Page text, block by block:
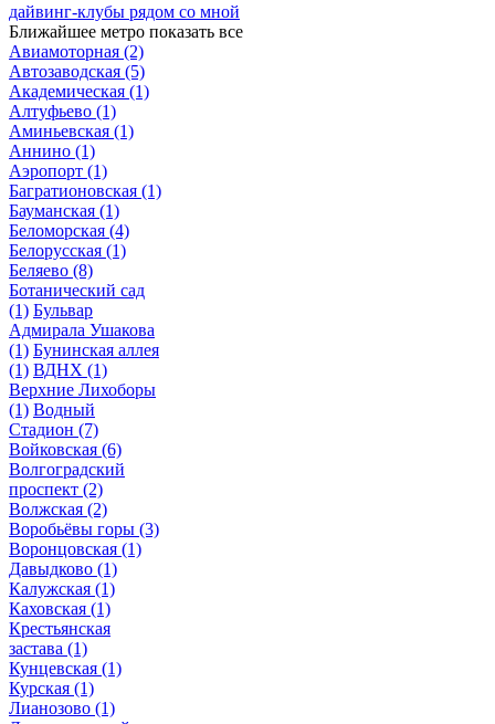
дайвинг-клубы рядом со мной
Ближайшее метро показать все
Авиамоторная (2)
Автозаводская (5)
Академическая (1)
Алтуфьево (1)
Аминьевская (1)
Аннино (1)
Аэропорт (1)
Багратионовская (1)
Бауманская (1)
Беломорская (4)
Белорусская (1)
Беляево (8)
Ботанический сад
(1) Бульвар
Адмирала Ушакова
(1) Бунинская аллея
(1) ВДНХ (1)
Верхние Лихоборы
(1) Водный
Стадион (7)
Войковская (6)
Волгоградский
проспект (2)
Волжская (2)
Воробьёвы горы (3)
Воронцовская (1)
Давыдково (1)
Калужская (1)
Каховская (1)
Крестьянская
застава (1)
Кунцевская (1)
Курская (1)
Лианозово (1)